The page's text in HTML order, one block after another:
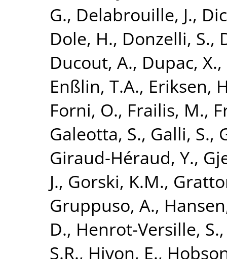
G., Delabrouille, J.,
Dole, H., Donzelli, S.,
Ducout, A., Dupac, X.,
Enßlin, T.A., Eriksen,
Forni, O., Frailis, M.,
Galeotta, S., Galli, S.,
Giraud-Héraud, Y.,
J., Gorski, K.M.,
Gruppuso, A.,
D., Henrot-Versille, S.
S.R., Hivon, E.,